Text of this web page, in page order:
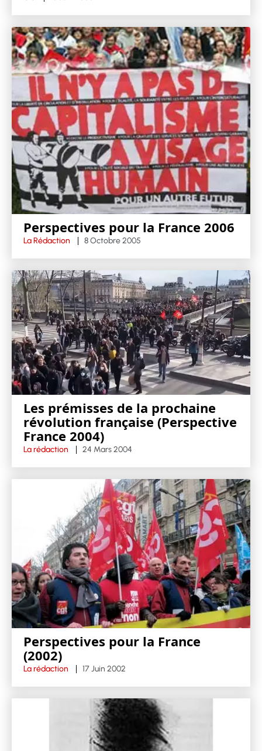
Perspectives pour la France 2006
La Rédaction 8 Octobre 2005
Les prémisses de la prochaine
révolution française (Perspective
France 2004)
La rédaction 24 Mars 2004
Perspectives pour la France
(2002)
La rédaction 17 Juin 2002